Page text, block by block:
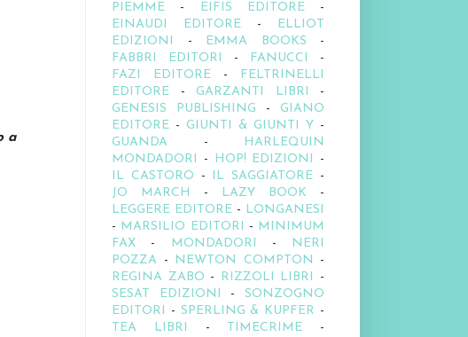
a
PIEMME - EIFIS EDITORE-
EINAUDI EDITORE - ELLIOT
EDIZIONI
- EMMA BOOKS -
FABBRI EDITORI
- FANUCCI
-
FAZI EDITORE - FELTRINELLI
EDITORE - GARZANTI LIBRI -
GENESIS PUBLISHING - GIANO
EDITORE - GIUNTI & GIUNTI Y -
GUANDA - HARLEQUIN
MONDADORI
- HOP! EDIZIONI
-
IL CASTORO - IL SAGGIATORE -
JO MARCH - LAZY BOOK -
LEGGERE EDITORE - LONGANESI
- MARSILIO EDITORI - MINIMUM
FAX - MONDADORI - NERI
POZZA - NEWTON COMPTON -
REGINA ZABO - RIZZOLI LIBRI
-
SESAT EDIZIONI
-SONZOGNO
EDITORI - SPERLING & KUPFER -
TEA LIBRI
- TIMECRIME -